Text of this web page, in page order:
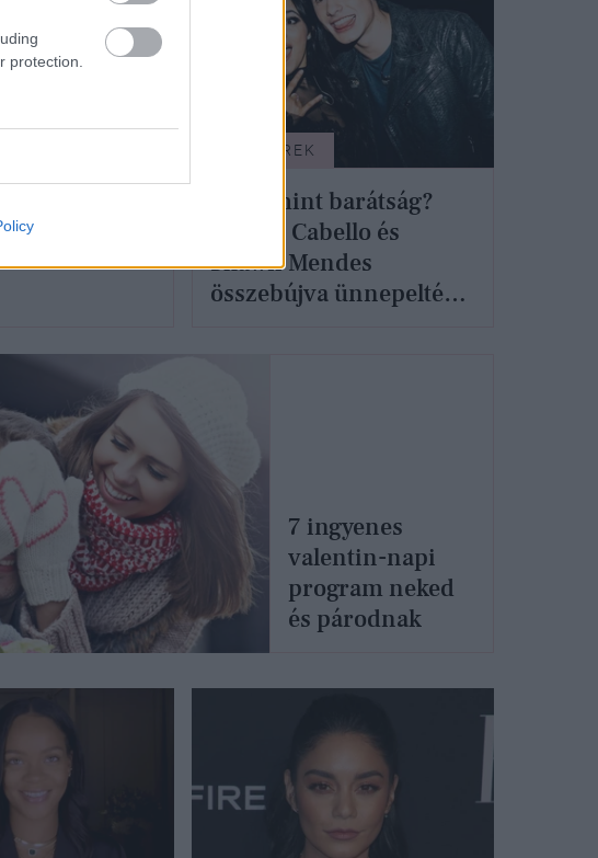
protection.
nyugis
SZTÁRHÍREK
Több mint barátság?
Camila Cabello és
Shawn Mendes
összebújva ünnepelték a
7 ingyenes
valentin-napi
program neked
és párodnak